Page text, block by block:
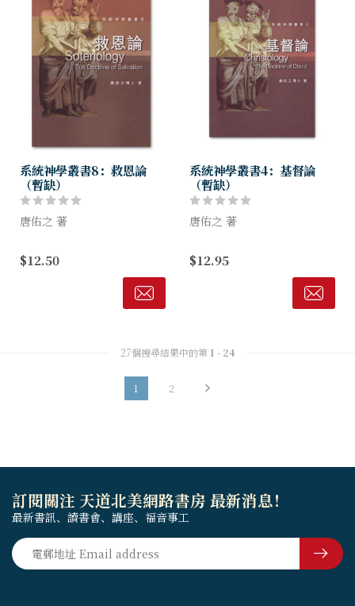
系統神學叢書8：救恩論
（暫缺）
唐佑之 著
有關救恩的用詞甚多，有的是
主觀感受，有的卻是客觀的事
實。救恩是整體人格的變化，
觸及全人，都有連帶的關係，
$12.50
系統神學叢書4：基督論
（暫缺）
唐佑之 著
們的主，在飽享祂救贖的大功
之餘，更深體祂在教會的主
$12.95
27個搜尋結果中的第 1 - 24
1 2
訂閱關注 天道北美網路書房 最新消息！
最新書訊、讀書會、講座、福音事工